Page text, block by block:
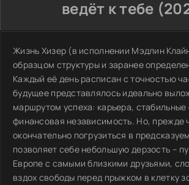
ведёт к тебе
Жизнь Хизер (в исполнении Мэдлин
образцом структуры и заранее
Каждый её день расписан с точностью
будущее представлялось идеально
маршрутом успеха: карьера,
финансовая независимость. Но, прежде
окончательно погрузиться в
позволяет себе небольшую дерзость –
Европе с самыми близкими друзьями,
вздох свободы перед прыжком в клетку